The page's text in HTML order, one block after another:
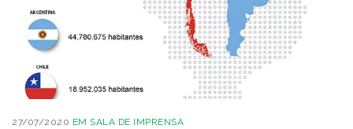
27/07/2020 EM SALA DE IMPRENSA